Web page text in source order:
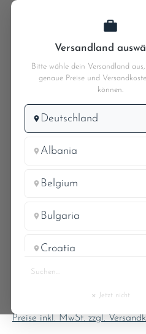
Liefern
MB W110
MB 190c
Preise inkl. MwSt. zzgl.
Versandland
Bitte wähle dein Versandland
genaue Preise und
können.
Deutschland
Albania
Belgium
Bulgaria
Croatia
Czech Republic
× Jetzt nicht